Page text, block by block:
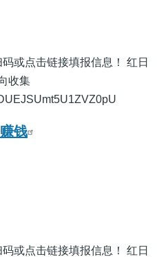
或点击链接填报信息！ 红日
收集
钱
或点击链接填报信息！ 红日